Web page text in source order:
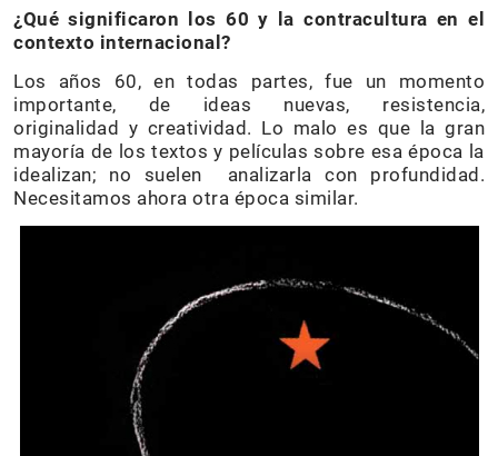
¿Qué significaron los 60 y la contracultura en el
contexto internacional?
Los años 60, en todas partes, fue un momento
importante, de ideas nuevas, resistencia,
originalidad y creatividad. Lo malo es que la gran
mayoría de los textos y películas sobre esa época la
idealizan; no suelen analizarla con profundidad.
Necesitamos ahora otra época similar.